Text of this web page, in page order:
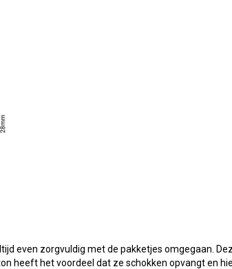
even zorgvuldig met de pakketjes omgegaan.
heeft het voordeel dat ze schokken opvangt en